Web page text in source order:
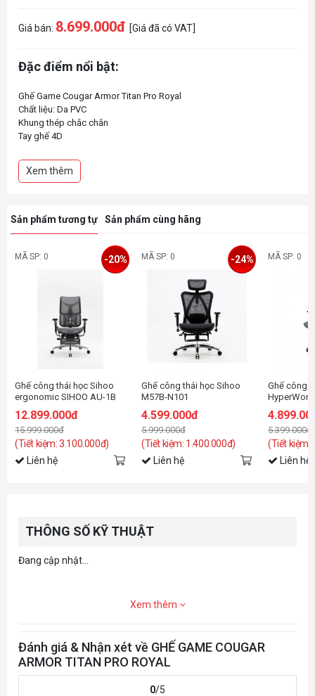
Giá bán: 8.699.000đ [Giá đã có VAT]
Đặc điểm nổi bật:
Ghế Game Cougar Armor Titan Pro Royal
Chất liệu: Da PVC
Khung thép chắc chắn
Tay ghế 4D
Đệm ngồi thiết kế với đệm bọt mật độ cao
Đệm lưng và cổ được làm bằng đệm Memory Foam
Xem thêm
Sản phẩm tương tự Sản phẩm cùng hãng
MÃ SP: 0
Ghế công thái học Sihoo
ergonomic SIHOO AU-1B
12.899.000đ
15.999.000đ
(Tiết kiệm: 3.100.000đ)
-20%
Liên hệ
MÃ SP: 0
Ghế công thái học Sihoo
M57B-N101
4.599.000đ
5.999.000đ
(Tiết kiệm: 1.400.000đ)
-24%
Liên hệ
MÃ SP: 0
Ghế công
5.399.000đ
(Tiết kiệm:
Liên hệ
THÔNG SỐ KỸ THUẬT
Đang cập nhật...
Xem thêm
Đánh giá & Nhận xét về GHẾ GAME COUGAR
ARMOR TITAN PRO ROYAL
0/5